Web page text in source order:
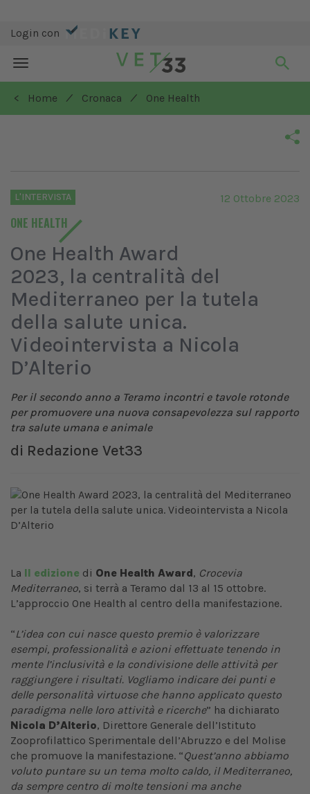
Login con
Toggle
navigation
< Home
/ Cronaca / One Health
L'INTERVISTA
ONE HEALTH
12 Ottobre 2023
One Health Award
2023, la centralità del
Mediterraneo per la tutela
della salute unica.
Videointervista a Nicola
D’Alterio
Per il secondo anno a Teramo incontri e tavole rotonde
per promuovere una nuova consapevolezza sul rapporto
tra salute umana e animale
di Redazione Vet33
La II edizione di One Health Award, Crocevia
Mediterraneo, si terrà a Teramo dal 13 al 15 ottobre.
L’approccio One Health al centro della manifestazione.
“L’idea con cui nasce questo premio è valorizzare
esempi, professionalità e azioni effettuate tenendo in
mente l’inclusività e la condivisione delle attività per
raggiungere i risultati. Vogliamo indicare dei punti e
delle personalità virtuose che hanno applicato questo
paradigma nelle loro attività e ricerche” ha dichiarato
Nicola D’Alterio, Direttore Generale dell’Istituto
Zooprofilattico Sperimentale dell’Abruzzo e del Molise
che promuove la manifestazione. “Quest’anno abbiamo
voluto puntare su un tema molto caldo, il Mediterraneo,
da sempre centro di molte tensioni ma anche